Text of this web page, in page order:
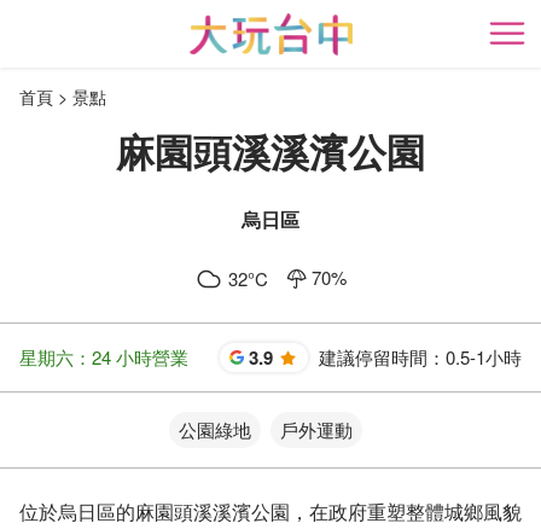
開
首頁 景點
麻園頭溪溪濱公園
烏日區
32°C 70%
星期六：24 小時營業 3.9 星 建議停留時間： 0.5-1小時
公園綠地 戶外運動
位於烏日區的麻園頭溪溪濱公園，在政府重塑整體城鄉風貌